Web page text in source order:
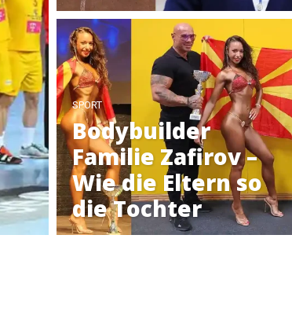
SPORT
Bodybuilder
Familie Zafirov –
Wie die Eltern so
die Tochter